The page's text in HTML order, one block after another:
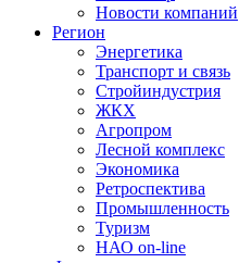
Новости компаний
Регион
Энергетика
Транспорт и связь
Стройиндустрия
ЖКХ
Агропром
Лесной комплекс
Экономика
Ретроспектива
Промышленность
Туризм
НАО on-line